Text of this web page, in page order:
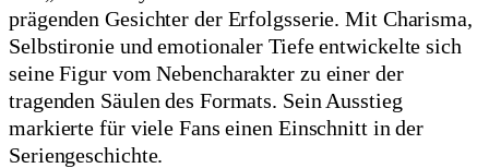
prägenden Gesichter der Erfolgsserie. Mit Charisma,
Selbstironie und emotionaler Tiefe entwickelte sich
seine Figur vom Nebencharakter zu einer der
tragenden Säulen des Formats. Sein Ausstieg
markierte für viele Fans einen Einschnitt in der
Seriengeschichte.